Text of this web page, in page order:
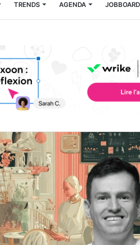
TRENDS AGENDA JOBBOARD